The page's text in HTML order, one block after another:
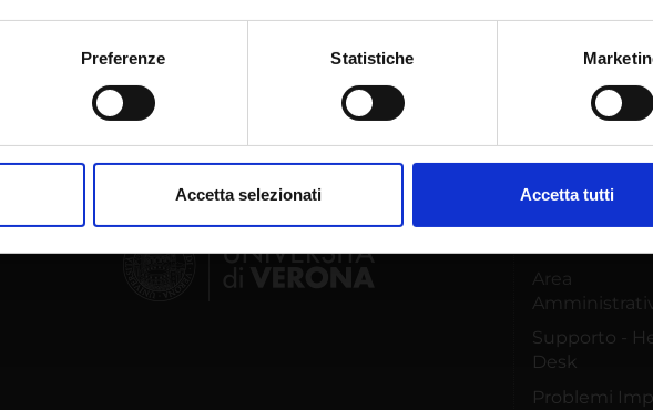
anche:
sulla tua posizione geografica, con un'approssimazione di qualche metro,
in qualsiasi momento dalla Dichiarazione sui cookie.
e social media, i quali potrebbero combinarle con altre informazioni che hai
dei loro servizi.
Preferenze Statistiche
Accetta selezionati Accetta tutti
Area
Supporto -
Desk
Problemi